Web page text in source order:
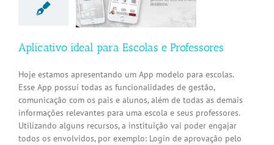
e Professores
Aplicativo ideal para Escolas e Professores
Hoje estamos apresentando um App modelo para escolas.
Esse App possui todas as funcionalidades de gestão,
comunicação com os pais e alunos, além de todas as demais
informações relevantes para uma escola e seus professores.
Utilizando alguns recursos, a instituição vai poder engajar
todos os envolvidos, por exemplo: Login de aprovação pelo